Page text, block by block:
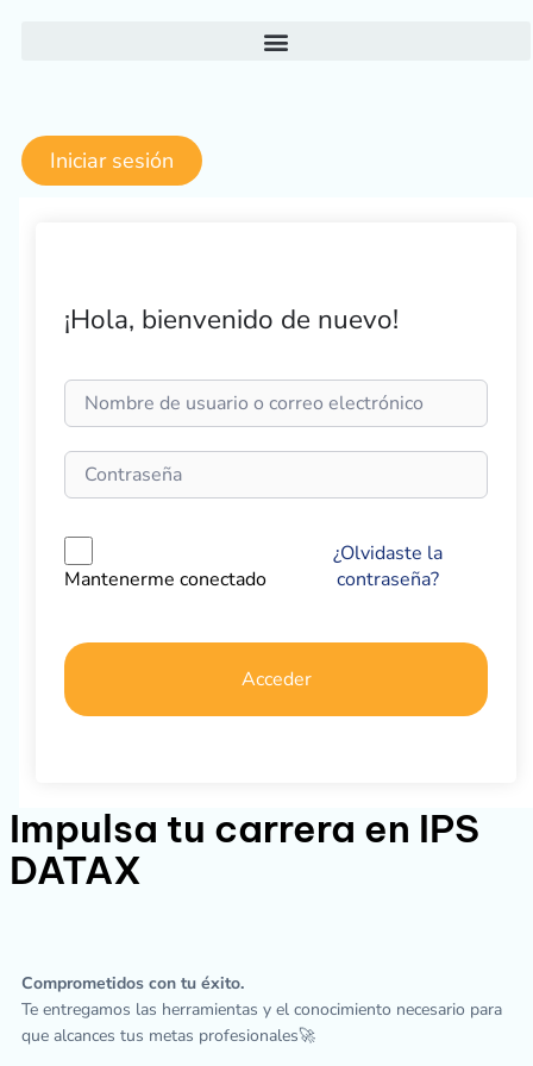
Iniciar sesión
¡Hola, bienvenido de nuevo!
Mantenerme conectado
¿Olvidaste la
contraseña?
Acceder
Impulsa tu carrera en IPS
DATAX
Comprometidos con tu éxito.
Te entregamos las herramientas y el conocimiento necesario para
que alcances tus metas profesionales🚀